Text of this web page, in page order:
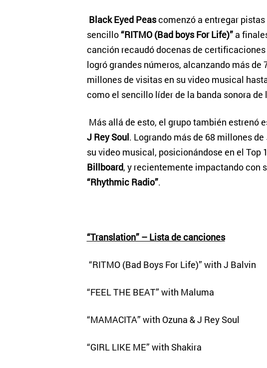
Black Eyed Peascomenzó a entregar pistas
sencillo“RITMO (Bad boys For Life)”a
canción recaudó docenas de
logró grandes números, alcanzando más de
millones de visitas en su video musical
como el sencillo líder de la banda sonora de
Más allá de esto, el grupo también estrenó
J Rey Soul. Logrando más de 68 millones de
su video musical, posicionándose en el Top
Billboard, y recientemente impactando con
“Rhythmic Radio”.
“Translation” – Lista de canciones
“RITMO (Bad Boys For Life)” with J Balvin
“FEEL THE BEAT” with Maluma
“MAMACITA” with Ozuna & J Rey Soul
“GIRL LIKE ME” with Shakira